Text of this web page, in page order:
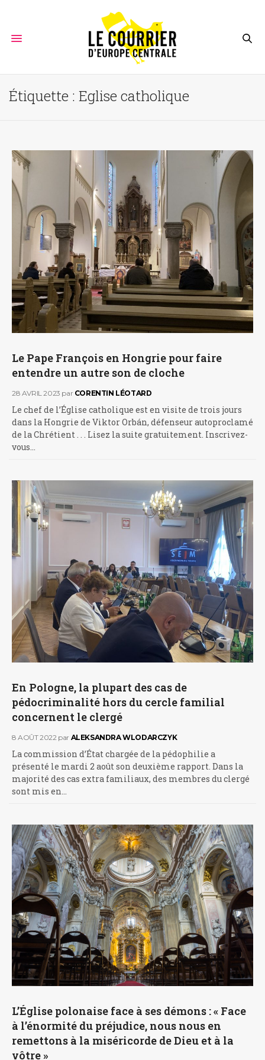
Étiquette : Eglise catholique
Le Pape François en Hongrie pour faire
entendre un autre son de cloche
28 AVRIL 2023 par CORENTIN LÉOTARD
Le chef de l’Église catholique est en visite de trois jours
dans la Hongrie de Viktor Orbán, défenseur autoproclamé
de la Chrétient . . . Lisez la suite gratuitement. Inscrivez-
vous…
En Pologne, la plupart des cas de
pédocriminalité hors du cercle familial
concernent le clergé
8 AOÛT 2022 par ALEKSANDRA WLODARCZYK
La commission d’État chargée de la pédophilie a
présenté le mardi 2 août son deuxième rapport. Dans la
majorité des cas extra familiaux, des membres du clergé
sont mis en…
L’Église polonaise face à ses démons : « Face
à l’énormité du préjudice, nous nous en
remettons à la miséricorde de Dieu et à la
vôtre »